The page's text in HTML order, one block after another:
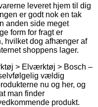
leveret hjem til dig
er godt nok en tak
anden side meget
form for fragt er
hvilket dog afhænger af
shoppens lager.
> Elværktøj > Bosch –
vældig
nu og her, og
man finder
produkt.